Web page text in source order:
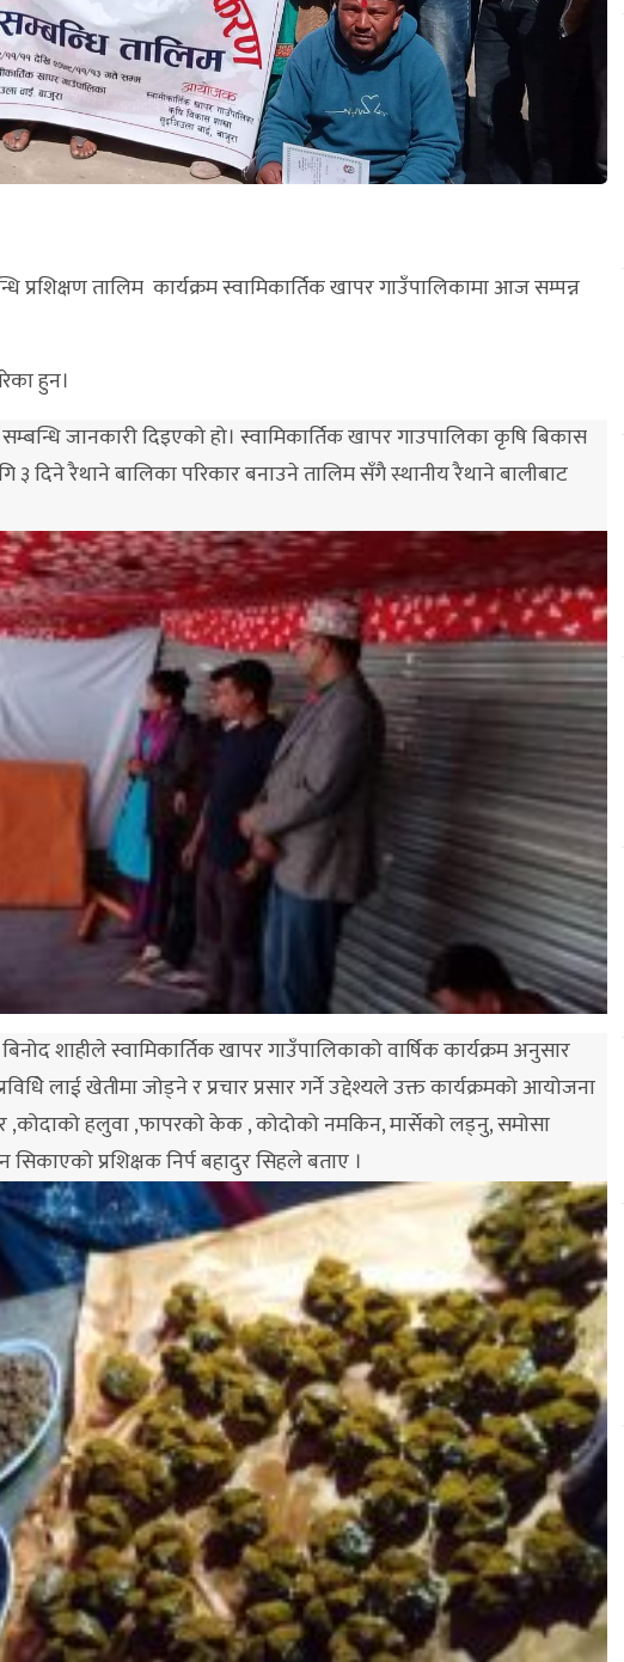
प्रशिक्षण तालिम कार्यक्रम स्वामिकार्तिक खापर गाउँपालिकामा आज सम्पन्न
हुन।
जानकारी दिइएको हो। स्वामिकार्तिक खापर गाउपालिका कृषि बिकास
३ दिने रैथाने बालिका परिकार बनाउने तालिम सँगै स्थानीय रैथाने बालीबाट
शाहीले स्वामिकार्तिक खापर गाउँपालिकाको वार्षिक कार्यक्रम अनुसार
लाई खेतीमा जोड्ने र प्रचार प्रसार गर्ने उद्देश्यले उक्त कार्यक्रमको आयोजना
,कोदाको हलुवा ,फापरको केक , कोदोको नमकिन, मार्सेको लड्नु, समोसा
प्रशिक्षक निर्प बहादुर सिहले बताए ।